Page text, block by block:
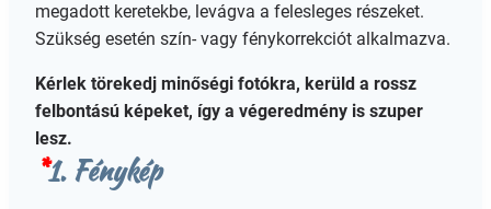
megadott keretekbe, levágva a felesleges részeket.
Szükség esetén szín- vagy fénykorrekciót alkalmazva.
Kérlek törekedj minőségi fotókra, kerüld a rossz
felbontású képeket, így a végeredmény is szuper
lesz.
*1. Fénykép